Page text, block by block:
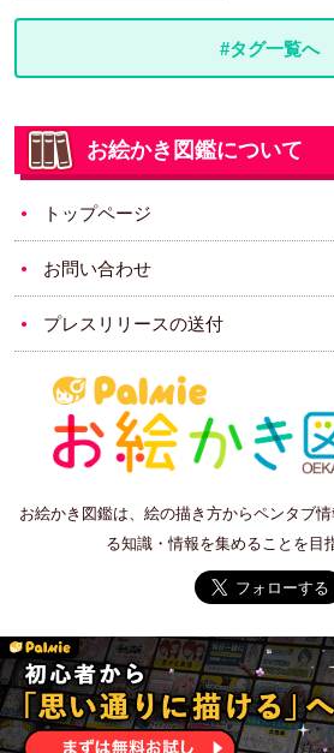
#タグ一覧へ
お絵かき図鑑について
トップページ
お問い合わせ
プレスリリースの送付
お絵かき図鑑は、絵の描き方からペンタブ
る知識・情報を集めることを目